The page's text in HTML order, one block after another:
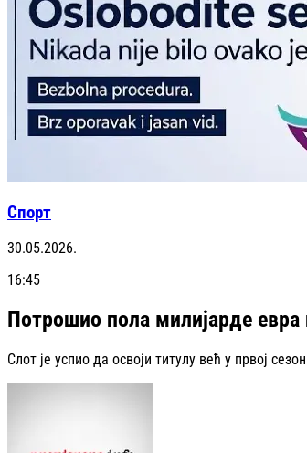
Спорт
30.05.2026.
16:45
Потрошио пола милијарде евра
Слот је успио да освоји титулу већ у првој